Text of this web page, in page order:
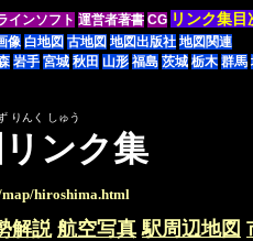
インソフト 運営者著書 CG リンク集目
像 白地図 古地図 地図出版社 地図関連
岩手 宮城 秋田 山形 福島 茨城 栃木 群馬
りんく しゅう
ンク集
hiroshima.html
解説 航空写真 駅周辺地図